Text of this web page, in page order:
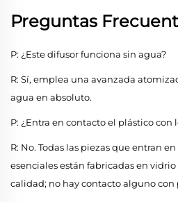
Preguntas
P: ¿Este difusor funciona sin agua?
R: Sí, emplea una avanzada
agua en absoluto.
P: ¿Entra en contacto el plástico con
R: No. Todas las piezas que entran
esenciales están fabricadas en
calidad; no hay contacto alguno con